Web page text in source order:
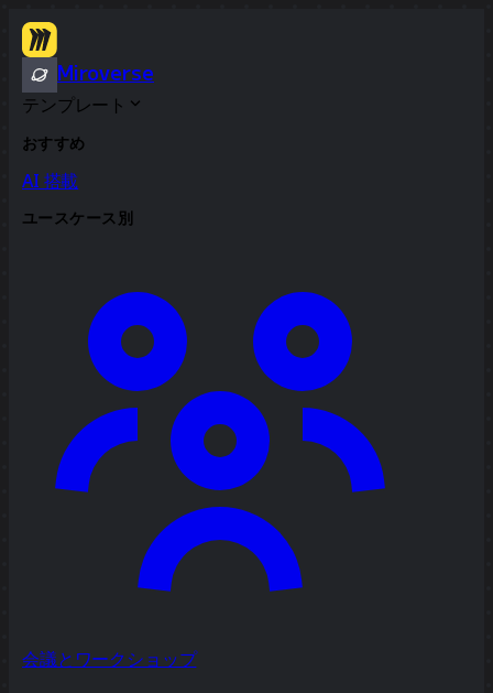
Miroverse
テンプレート
おすすめ
AI 搭載
ユースケース別
会議とワークショップ